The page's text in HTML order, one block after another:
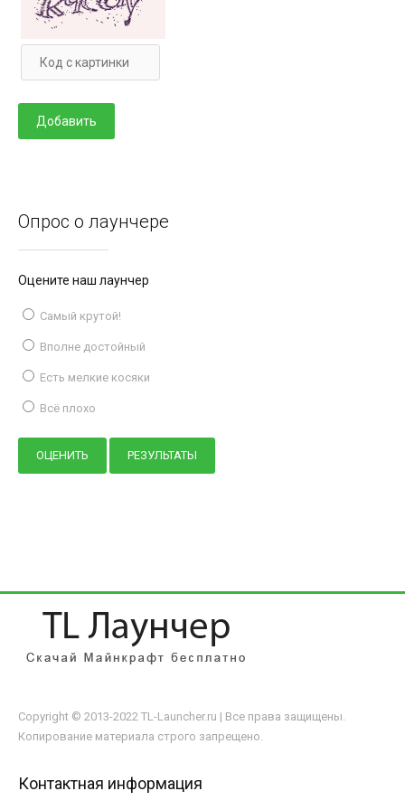
Опрос о лаунчере
Оцените наш лаунчер
Самый крутой!
Вполне достойный
Есть мелкие косяки
Всё плохо
Copyright © 2013-2022 TL-Launcher.ru | Все права защищены.
Копирование материала строго запрещено.
Контактная информация